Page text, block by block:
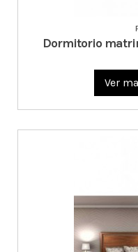
Dormitorio
Ver